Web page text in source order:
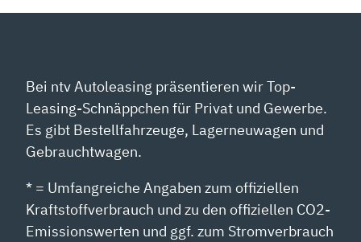
Bei ntv Autoleasing präsentieren wir Top-
Leasing-Schnäppchen für Privat und Gewerbe.
Es gibt Bestellfahrzeuge, Lagerneuwagen und
Gebrauchtwagen.
* = Umfangreiche Angaben zum offiziellen
Kraftstoffverbrauch und zu den offiziellen CO2-
Emissionswerten und ggf. zum Stromverbrauch